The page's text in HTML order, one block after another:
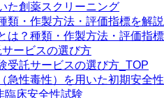
た創薬スクリーニング
類・作製方法・評価指標を解説
は？種類・作製方法・評価指
ービスの選び方
受託サービスの選び方_TOP
急性毒性）を用いた初期安全
臨床安全性試験